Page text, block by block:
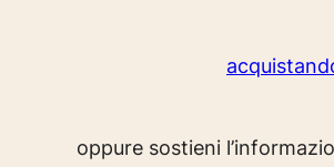
oppure sostieni